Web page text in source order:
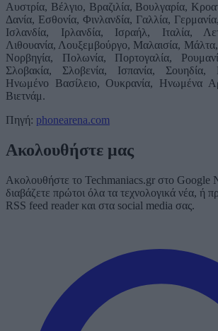
Αυστρία, Βέλγιο, Βραζιλία, Βουλγαρία,
Δανία, Εσθονία, Φινλανδία, Γαλλία,
Ισλανδία, Ιρλανδία, Ισραήλ, Ιταλία,
Λιθουανία, Λουξεμβούργο, Μαλαισία,
Νορβηγία, Πολωνία, Πορτογαλία,
Σλοβακία, Σλοβενία, Ισπανία, Σουηδία,
Ηνωμένο Βασίλειο, Ουκρανία, Ηνωμένα
Βιετνάμ.
Πηγή: phonearena.com
Ακολουθήστε μας
Ακολουθήστε το Techmaniacs.gr στο Google
διαβάζετε πρώτοι όλα τα τεχνολογικά νέα, ή
RSS feed reader και στα social media σας.